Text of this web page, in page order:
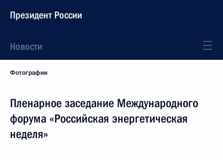
Президент России
Новости
Фотографии
Пленарное заседание Международного
форума «Российская энергетическая
неделя»